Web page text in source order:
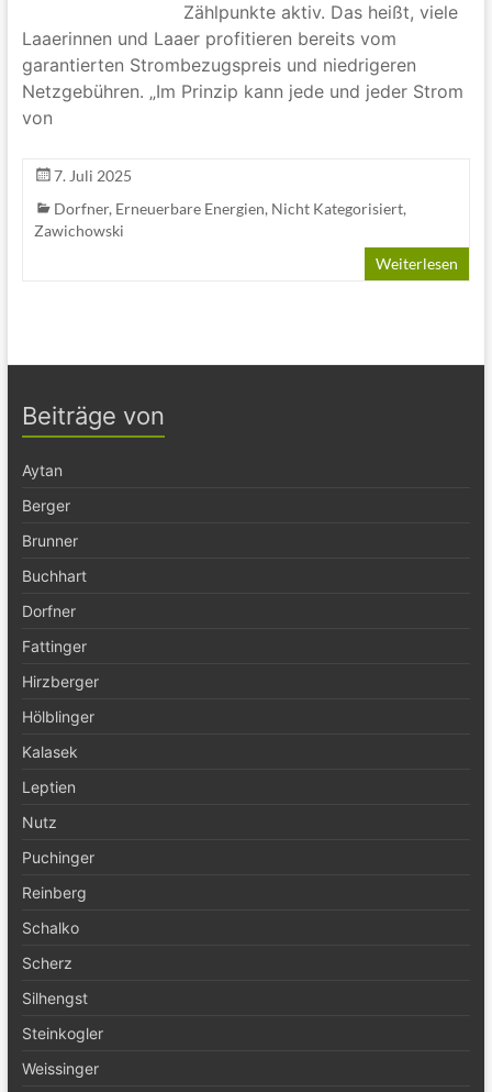
Zählpunkte aktiv. Das heißt, viele
Laaerinnen und Laaer profitieren bereits vom
garantierten Strombezugspreis und niedrigeren
Netzgebühren. „Im Prinzip kann jede und jeder Strom
von
7. Juli 2025
Dorfner, Erneuerbare Energien, Nicht Kategorisiert,
Zawichowski
Weiterlesen
Beiträge von
Aytan
Berger
Brunner
Buchhart
Dorfner
Fattinger
Hirzberger
Hölblinger
Kalasek
Leptien
Nutz
Puchinger
Reinberg
Schalko
Scherz
Silhengst
Steinkogler
Weissinger